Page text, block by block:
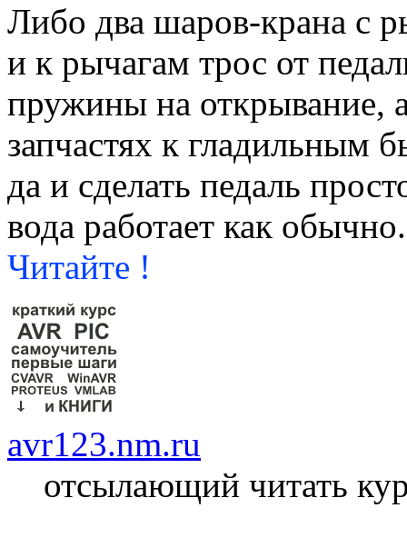
Либо два шаров-крана с
и к рычагам трос от
пружины на открывание,
запчастях к гладильным
да и сделать педаль
вода работает как обычно.
Читайте !
avr123.nm.ru
отсылающий читать